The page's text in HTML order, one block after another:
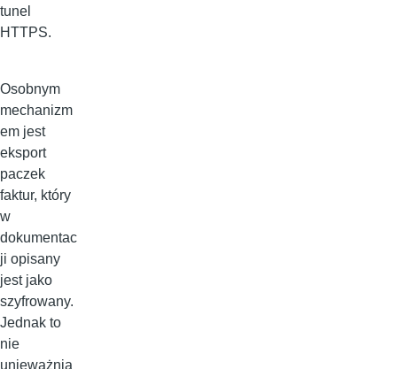
tunel
HTTPS.
Osobnym
mechanizm
em jest
eksport
paczek
faktur, który
w
dokumentac
ji opisany
jest jako
szyfrowany.
Jednak to
nie
unieważnia